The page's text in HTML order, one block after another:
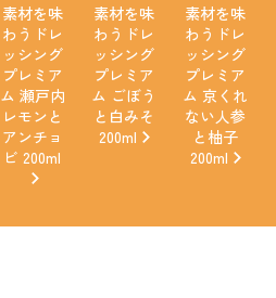
素材を味
わうドレ
ッシング
プレミア
ム 瀬戸内
レモンと
アンチョ
ビ 200ml
素材を味
わうドレ
ッシング
プレミア
ム ごぼう
と白みそ
200ml
素材を味
わうドレ
ッシング
プレミア
ム 京くれ
ない人参
と柚子
200ml